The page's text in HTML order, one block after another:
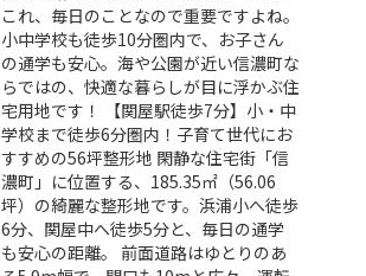
これ、毎日のことなので重要ですよね。
小中学校も徒歩10分圏内で、お子さん
の通学も安心。海や公園が近い信濃町な
らではの、快適な暮らしが目に浮かぶ住
宅用地です！ 【関屋駅徒歩7分】小・中
学校まで徒歩6分圏内！子育て世代にお
すすめの56坪整形地 閑静な住宅街「信
濃町」に位置する、185.35㎡（56.06
坪）の綺麗な整形地です。浜浦小へ徒歩
6分、関屋中へ徒歩5分と、毎日の通学
も安心の距離。 前面道路はゆとりのあ